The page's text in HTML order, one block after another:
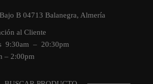
B 04713 Balanegra, Almería
al Cliente
9:30am – 20:30pm
– 2:00pm